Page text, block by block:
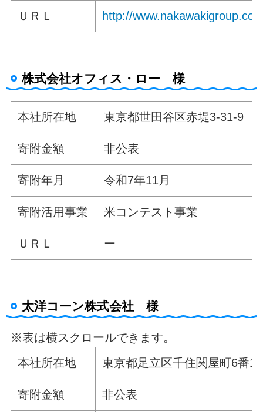
ＵＲＬ http://
株式会社オフィス・ロー 様
本社所在地 東京都世田谷区赤堤3-31-9
寄附金額 非公表
寄附年月 令和7年11月
寄附活用事業 米コンテスト事業
ＵＲＬ ー
太洋コーン株式会社 様
※表は横スクロールできます。
本社所在地
東京都足立区千住関屋町6番
寄附金額 非公表